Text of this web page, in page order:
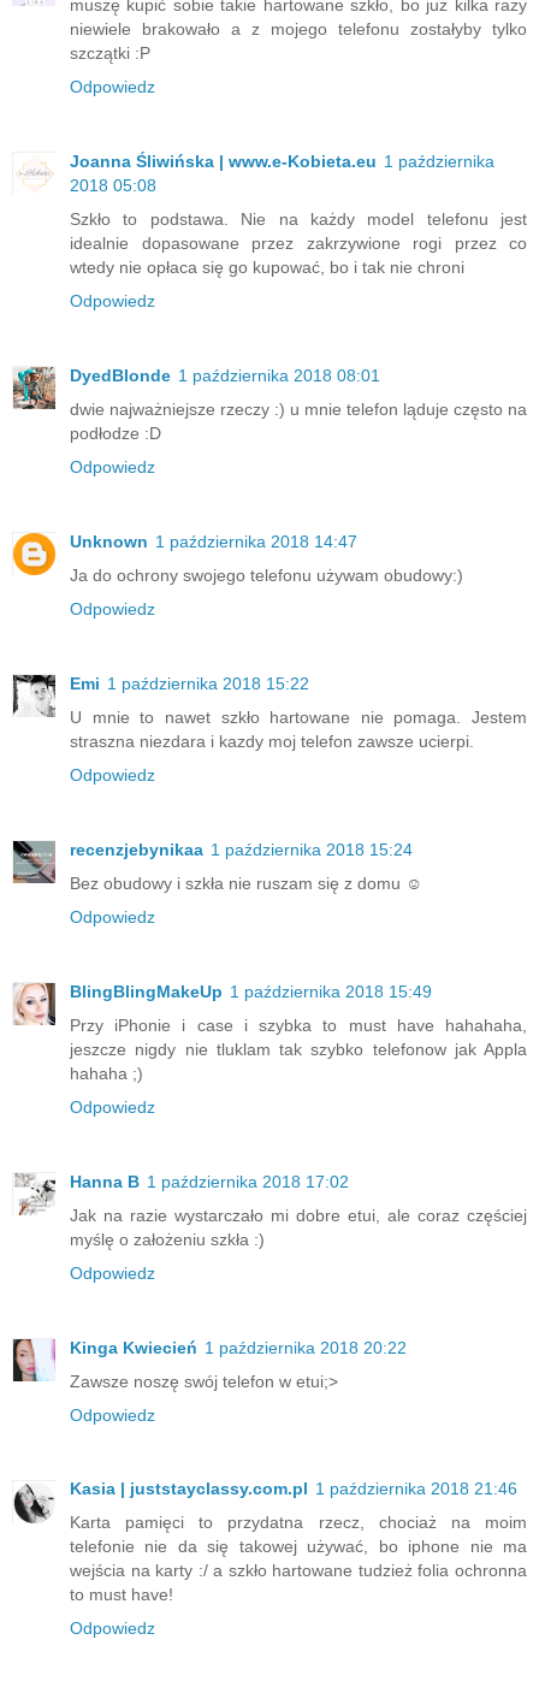
muszę kupić sobie takie hartowane szkło, bo już kilka razy
niewiele brakowało a z mojego telefonu zostałyby tylko
szczątki :P
Odpowiedz
Joanna Śliwińska | www.e-Kobieta.eu 1 października
2018 05:08
Szkło to podstawa. Nie na każdy model telefonu jest
idealnie dopasowane przez zakrzywione rogi przez co
wtedy nie opłaca się go kupować, bo i tak nie chroni
Odpowiedz
DyedBlonde 1 października 2018 08:01
dwie najważniejsze rzeczy :) u mnie telefon ląduje często na
podłodze :D
Odpowiedz
Unknown 1 października 2018 14:47
Ja do ochrony swojego telefonu używam obudowy:)
Odpowiedz
Emi 1 października 2018 15:22
U mnie to nawet szkło hartowane nie pomaga. Jestem
straszna niezdara i kazdy moj telefon zawsze ucierpi.
Odpowiedz
recenzjebynikaa 1 października 2018 15:24
Bez obudowy i szkła nie ruszam się z domu ☺
Odpowiedz
BlingBlingMakeUp 1 października 2018 15:49
Przy iPhonie i case i szybka to must have hahahaha,
jeszcze nigdy nie tluklam tak szybko telefonow jak Appla
hahaha ;)
Odpowiedz
Hanna B 1 października 2018 17:02
Jak na razie wystarczało mi dobre etui, ale coraz częściej
myślę o założeniu szkła :)
Odpowiedz
Kinga Kwiecień 1 października 2018 20:22
Zawsze noszę swój telefon w etui;>
Odpowiedz
Kasia | juststayclassy.com.pl 1 października 2018 21:46
Karta pamięci to przydatna rzecz, chociaż na moim
telefonie nie da się takowej używać, bo iphone nie ma
wejścia na karty :/ a szkło hartowane tudzież folia ochronna
to must have!
Odpowiedz